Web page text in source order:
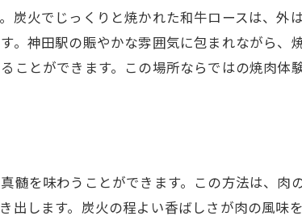
香りが運ぶ神田駅の魅力的な旅
炭火でじっくりと焼かれた和牛ロースは、外
。神田駅の賑やかな雰囲気に包まれながら、
ことができます。この場所ならではの焼肉体
髄を味わうことができます。この方法は、肉
します。炭火の程よい香ばしさが肉の風味